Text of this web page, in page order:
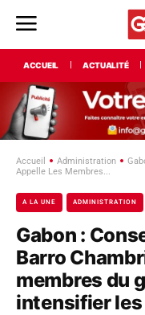
ACCUEIL ACTUALITÉ
Accueil Administration
Appelle Les Membres...
A LA UNE ADMINISTRATION
Gabon :
Barro
membres du
intensifier